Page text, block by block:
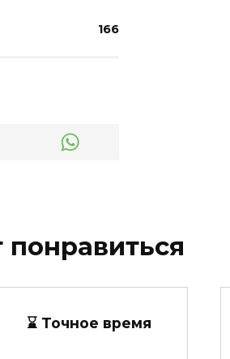
166
⌛ Точное время